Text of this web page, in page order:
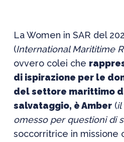
La Women in SAR del
(International Marititime
ovvero colei che
di ispirazione per le
del settore marittimo
salvataggio, è Amber(il
omesso per questioni di
soccorritrice in missione